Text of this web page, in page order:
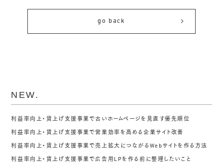
go back
NEW.
利益率向上・賃上げ支援事業で古いホームページを見直す優先順位
利益率向上・賃上げ支援事業で営業効率を高める企業サイト改善
利益率向上・賃上げ支援事業で売上拡大につながるWebサイトを作る方法
利益率向上・賃上げ支援事業で広告用LPを作る前に整理したいこと